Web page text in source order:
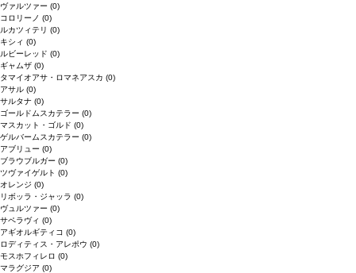
ヴァルツァー (0)
コロリーノ (0)
ルカツィテリ (0)
キシィ (0)
ルビーレッド (0)
ギャムザ (0)
タマイオアサ・ロマネアスカ (0)
アサル (0)
サルタナ (0)
ゴールドムスカテラー (0)
マスカット・ゴルド (0)
ゲルバームスカテラー (0)
アブリュー (0)
ブラウブルガー (0)
ツヴァイゲルト (0)
オレンジ (0)
リボッラ・ジャッラ (0)
ヴュルツァー (0)
サペラヴィ (0)
アギオルギティコ (0)
ロディティス・アレポウ (0)
モスホフィレロ (0)
マラグジア (0)